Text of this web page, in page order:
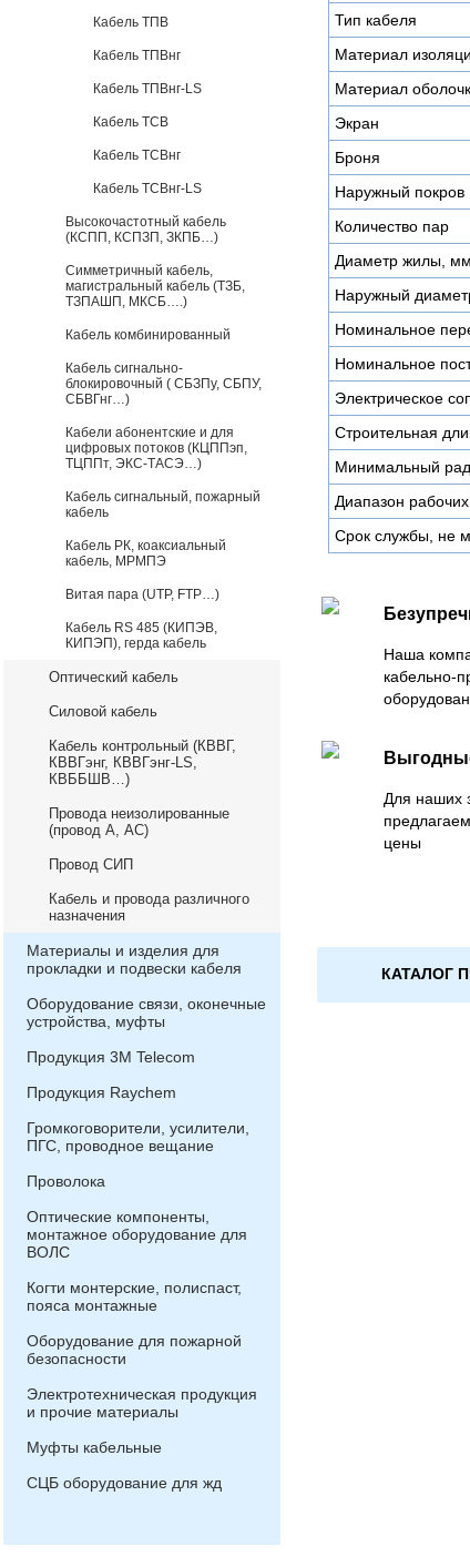
Кабель ТПВ
Кабель ТПВнг
Кабель ТПВнг-LS
Кабель ТСВ
Кабель ТСВнг
Кабель ТСВнг-LS
Высокочастотный кабель
(КСПП, КСПЗП, ЗКПБ…)
Симметричный кабель,
магистральный кабель (ТЗБ,
ТЗПАШП, МКСБ….)
Кабель комбинированный
Кабель сигнально-
блокировочный ( СБЗПу, СБПУ,
СБВГнг…)
Кабели абонентские и для
цифровых потоков (КЦППэп,
ТЦППт, ЭКС-ТАСЭ…)
Кабель сигнальный, пожарный
кабель
Кабель РК, коаксиальный
кабель, МРМПЭ
Витая пара (UTP, FTP…)
Кабель RS 485 (КИПЭВ,
КИПЭП), герда кабель
Оптический кабель
Силовой кабель
Кабель контрольный (КВВГ,
КВВГэнг, КВВГэнг-LS,
КВББШВ…)
Провода неизолированные
(провод А, АС)
Провод СИП
Кабель и провода различного
назначения
Материалы и изделия для
прокладки и подвески кабеля
Оборудование связи, оконечные
устройства, муфты
Продукция 3М Telecom
Продукция Raychem
Громкоговорители, усилители,
ПГС, проводное вещание
Проволока
Оптические компоненты,
монтажное оборудование для
ВОЛС
Когти монтерские, полиспаст,
пояса монтажные
Оборудование для пожарной
безопасности
Электротехническая продукция
и прочие материалы
Муфты кабельные
СЦБ оборудование для жд
Тип кабеля
Материал
Материал
Экран
Броня
Наружный покров
Количество пар
Диаметр жилы, мм
Наружный
Номинальное
Номинальное
Электрическое
Строительная
Минимальный
Диапазон
Срок службы, не
Наша
кабельно-
Для наших
цены
КАТАЛОГ